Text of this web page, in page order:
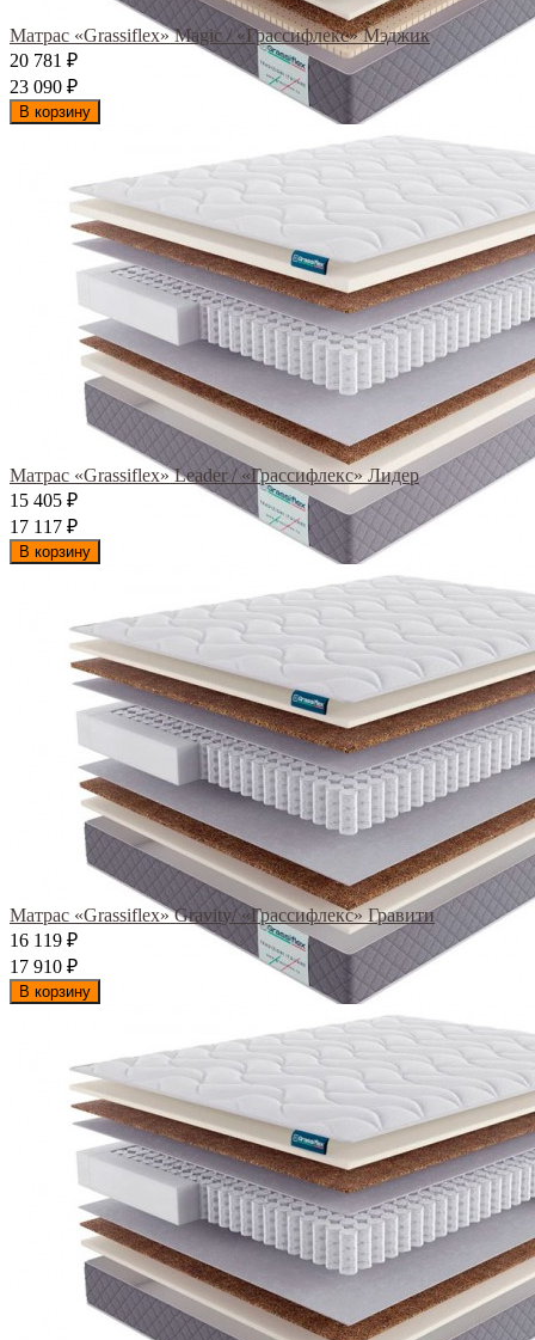
Матрас «Grassiflex» Magic / «Грассифлекс» Мэджик
20 781
₽
23 090 ₽
В корзину
Матрас «Grassiflex» Leader / «Грассифлекс» Лидер
15 405 ₽
17 117 ₽
В корзину
Матрас «Grassiflex» Gravity/ «Грассифлекс» Гравити
16 119 ₽
17 910 ₽
В корзину